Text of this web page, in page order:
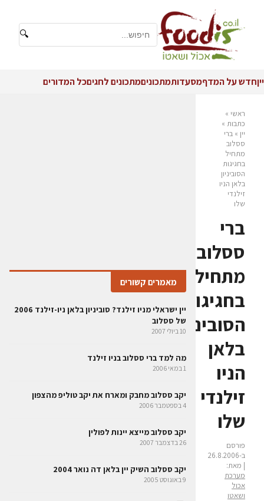
🔍
ייןחדש על המדףמסעדותמתכוניםמתכונים לחגיםכל המדורים
ראשי »
כתבות »
יין » ברי
ססלוב
מתחיל
בחגיגות
הסוביניון
בלאן הניו
זילנדי
שלו
ברי
ססלוב
מתחיל
בחגיגות
הסוביניון
בלאן
הניו
זילנדי
שלו
פורסם
ב-26.8.2006
| מאת:
מערכת
אכול
ושאטו
מאמרים קשורים
יין ישראלי מניו זילנד? סוביניון בלאן ניו-זילנד 2006
של ססלוב
10 ביולי 2007
מה למד ברי ססלוב בניו זילנד
1 במאי 2006
יקב ססלוב מחבק ומארח את יקב טוליפ מהצפון
4 בספטמבר 2006
יקב ססלוב מייצא יינות לפולין
26 בדצמבר 2007
יקב ססלוב השיק יין בלאן דה נואר 2004
9 באוגוסט 2005